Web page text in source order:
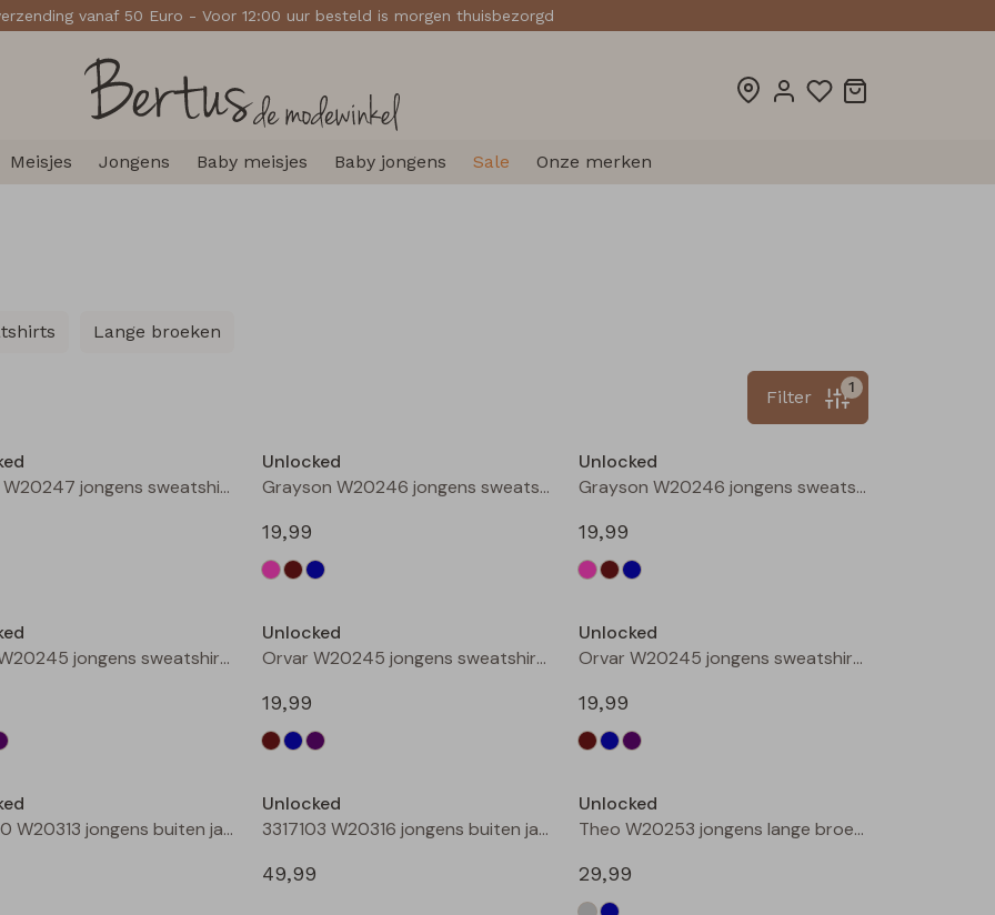
vanaf 50 Euro - Voor 12:00 uur besteld is morgen thuisbezorgd
Meisjes Jongens Baby meisjes Baby jongens Sale Onze merken
Lange broeken
1
Filter
Fabion W20247 jongens sweatshirt Marine
Unlocked
Grayson W20246 jongens sweatshirt Mauve
19,99
Unlocked
Grayson W20246 jongens sweatshirt Bruin donker
19,99
Orvar W20245 jongens sweatshirt Bruin donker
Unlocked
Orvar W20245 jongens sweatshirt Petrol
19,99
Unlocked
Orvar W20245 jongens sweatshirt Aubergine
19,99
3317100 W20313 jongens buiten jack Taupe
Unlocked
3317103 W20316 jongens buiten jack Camel
49,99
Unlocked
Theo W20253 jongens lange broek Denim grey
29,99